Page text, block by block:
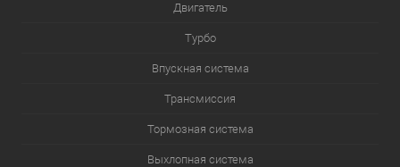
Двигатель
Турбо
Впускная система
Трансмиссия
Тормозная система
Выхлопная система